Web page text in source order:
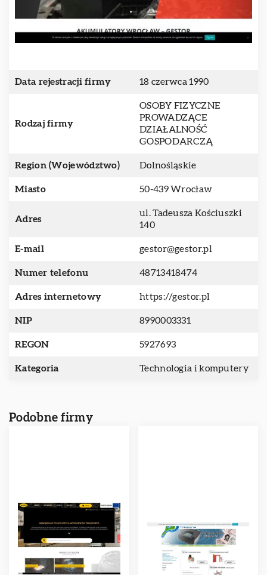
Data rejestracji firmy 18 czerwca 1990
Rodzaj firmy
OSOBY FIZYCZNE
PROWADZĄCE
DZIAŁALNOŚĆ
GOSPODARCZĄ
Region (Województwo) Dolnośląskie
Miasto 50-439 Wrocław
Adres
ul. Tadeusza Kościuszki
140
E-mail gestor@gestor.pl
Numer telefonu 48713418474
Adres internetowy https://gestor.pl
NIP 8990003331
REGON 5927693
Kategoria Technologia i komputery
Podobne firmy